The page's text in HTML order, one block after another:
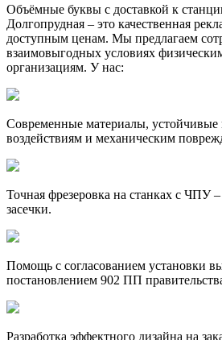
Объёмные буквы с доставкой к
Долгопрудная – это качественная
доступным ценам. Мы предлагаем
взаимовыгодных условиях
организациям. У нас:
Современные материалы,
воздействиям и механическим
Точная фрезеровка на станках с ЧПУ
засечки.
Помощь с согласованием установки
постановлением 902 ПП
Разработка эффектного дизайна на